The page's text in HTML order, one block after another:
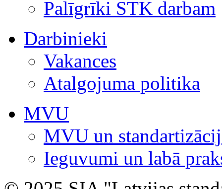
Palīgrīki STK darbam
Darbinieki
Vakances
Atalgojuma politika
MVU
MVU un
Ieguvumi un labā